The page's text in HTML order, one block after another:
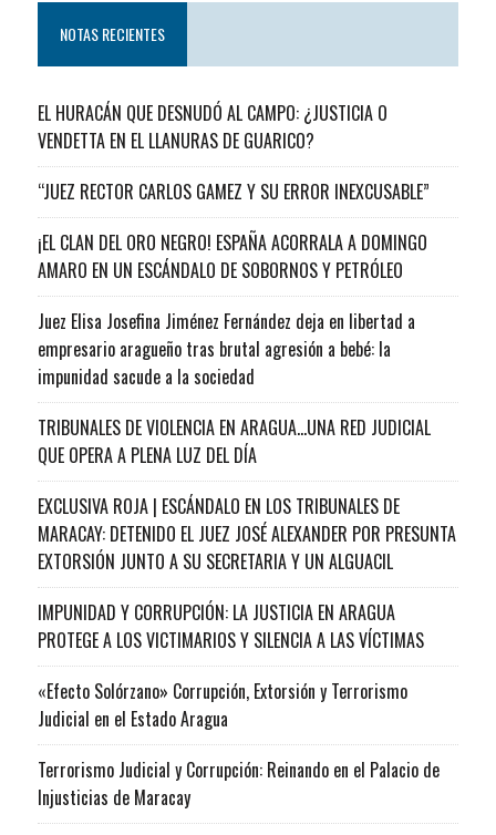
NOTAS RECIENTES
EL HURACÁN QUE DESNUDÓ AL CAMPO: ¿JUSTICIA O
VENDETTA EN EL LLANURAS DE GUARICO?
“JUEZ RECTOR CARLOS GAMEZ Y SU ERROR INEXCUSABLE”
¡EL CLAN DEL ORO NEGRO! ESPAÑA ACORRALA A DOMINGO
AMARO EN UN ESCÁNDALO DE SOBORNOS Y PETRÓLEO
Juez Elisa Josefina Jiménez Fernández deja en libertad a
empresario aragueño tras brutal agresión a bebé: la
impunidad sacude a la sociedad
TRIBUNALES DE VIOLENCIA EN ARAGUA…UNA RED JUDICIAL
QUE OPERA A PLENA LUZ DEL DÍA
EXCLUSIVA ROJA | ESCÁNDALO EN LOS TRIBUNALES DE
MARACAY: DETENIDO EL JUEZ JOSÉ ALEXANDER POR PRESUNTA
EXTORSIÓN JUNTO A SU SECRETARIA Y UN ALGUACIL
IMPUNIDAD Y CORRUPCIÓN: LA JUSTICIA EN ARAGUA
PROTEGE A LOS VICTIMARIOS Y SILENCIA A LAS VÍCTIMAS
«Efecto Solórzano» Corrupción, Extorsión y Terrorismo
Judicial en el Estado Aragua
Terrorismo Judicial y Corrupción: Reinando en el Palacio de
Injusticias de Maracay